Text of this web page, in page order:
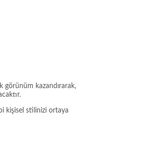
görünüm kazandırarak,
kişisel stilinizi ortaya